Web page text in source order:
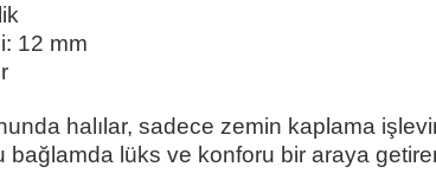
12 mm
halılar, sadece zemin kaplama
lüks ve konforu bir araya